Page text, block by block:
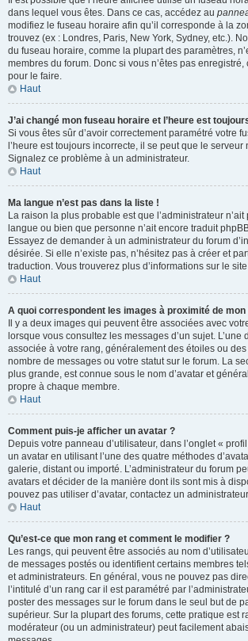
dans lequel vous êtes. Dans ce cas, accédez au
modifiez le fuseau horaire afin qu’il corresponde à la
trouvez (ex : Londres, Paris, New York, Sydney, etc.).
du fuseau horaire, comme la plupart des paramètres,
membres du forum. Donc si vous n’êtes pas enregistré,
pour le faire.
Haut
J’ai changé mon fuseau horaire et l’heure est
Si vous êtes sûr d’avoir correctement paramétré votre
l’heure est toujours incorrecte, il se peut que le serveur
Signalez ce problème à un administrateur.
Haut
Ma langue n’est pas dans la liste !
La raison la plus probable est que l’administrateur
langue ou bien que personne n’ait encore traduit
Essayez de demander à un administrateur du forum
désirée. Si elle n’existe pas, n’hésitez pas à créer et
traduction. Vous trouverez plus d’informations sur le
Haut
A quoi correspondent les images à proximité de mon
Il y a deux images qui peuvent être associées avec
lorsque vous consultez les messages d’un sujet. L’une
associée à votre rang, généralement des étoiles ou
nombre de messages ou votre statut sur le forum. La
plus grande, est connue sous le nom d’avatar et
propre à chaque membre.
Haut
Comment puis-je afficher un avatar ?
Depuis votre panneau d’utilisateur, dans l’onglet «
un avatar en utilisant l’une des quatre méthodes
galerie, distant ou importé. L’administrateur du forum
avatars et décider de la manière dont ils sont mis à
pouvez pas utiliser d’avatar, contactez un
Haut
Qu’est-ce que mon rang et comment le modifier ?
Les rangs, qui peuvent être associés au nom
de messages postés ou identifient certains membres
et administrateurs. En général, vous ne pouvez pas
l’intitulé d’un rang car il est paramétré par
poster des messages sur le forum dans le seul but de
supérieur. Sur la plupart des forums, cette pratique est
modérateur (ou un administrateur) peut facilement